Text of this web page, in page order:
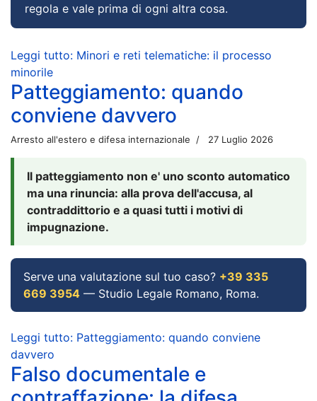
regola e vale prima di ogni altra cosa.
Leggi tutto: Minori e reti telematiche: il processo
minorile
Patteggiamento: quando
conviene davvero
Arresto all'estero e difesa internazionale 27 Luglio 2026
Il patteggiamento non e' uno sconto automatico
ma una rinuncia: alla prova dell'accusa, al
contraddittorio e a quasi tutti i motivi di
impugnazione.
Serve una valutazione sul tuo caso? +39 335
669 3954 — Studio Legale Romano, Roma.
Leggi tutto: Patteggiamento: quando conviene
davvero
Falso documentale e